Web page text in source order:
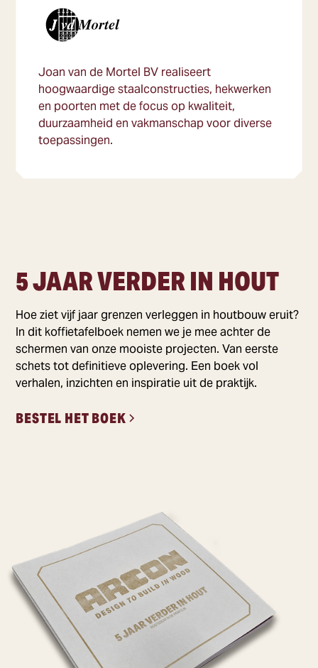
Joan van de Mortel BV realiseert
hoogwaardige staalconstructies, hekwerken
en poorten met de focus op kwaliteit,
duurzaamheid en vakmanschap voor diverse
toepassingen.
5 JAAR VERDER IN HOUT
Hoe ziet vijf jaar grenzen verleggen in houtbouw eruit?
In dit koffietafelboek nemen we je mee achter de
schermen van onze mooiste projecten. Van eerste
schets tot definitieve oplevering. Een boek vol
verhalen, inzichten en inspiratie uit de praktijk.
BESTEL HET BOEK